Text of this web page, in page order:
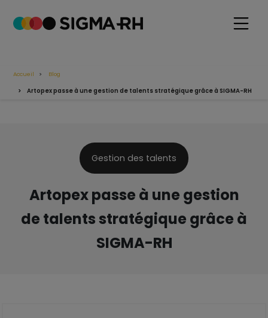
Accueil Blog
Artopex passe à une gestion de talents stratégique grâce à SIGMA-RH
Gestion des talents
Artopex passe à une gestion
de talents stratégique grâce à
SIGMA-RH